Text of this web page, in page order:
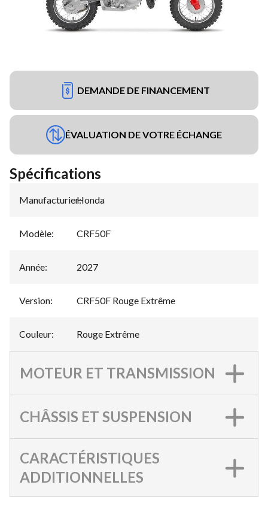
DEMANDE DE FINANCEMENT
ÉVALUATION DE VOTRE ÉCHANGE
Spécifications
Manufacturier:
Honda
Modèle: CRF50F
Année: 2027
Version: CRF50F Rouge Extrême
Couleur: Rouge Extrême
MOTEUR ET TRANSMISSION
CHÂSSIS ET SUSPENSION
CARACTÉRISTIQUES
ADDITIONNELLES